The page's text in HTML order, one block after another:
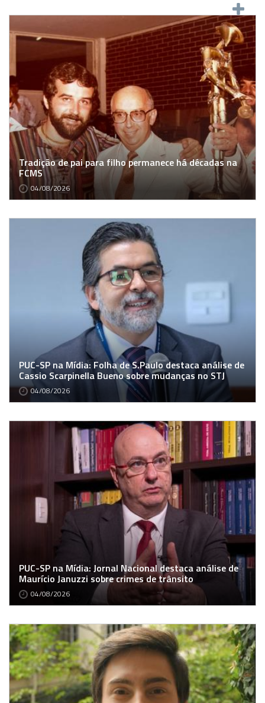
Tradição de pai para filho permanece há décadas na
FCMS
04/08/2026
PUC-SP na Mídia: Folha de S.Paulo destaca análise de
Cassio Scarpinella Bueno sobre mudanças no STJ
04/08/2026
PUC-SP na Mídia: Jornal Nacional destaca análise de
Maurício Januzzi sobre crimes de trânsito
04/08/2026